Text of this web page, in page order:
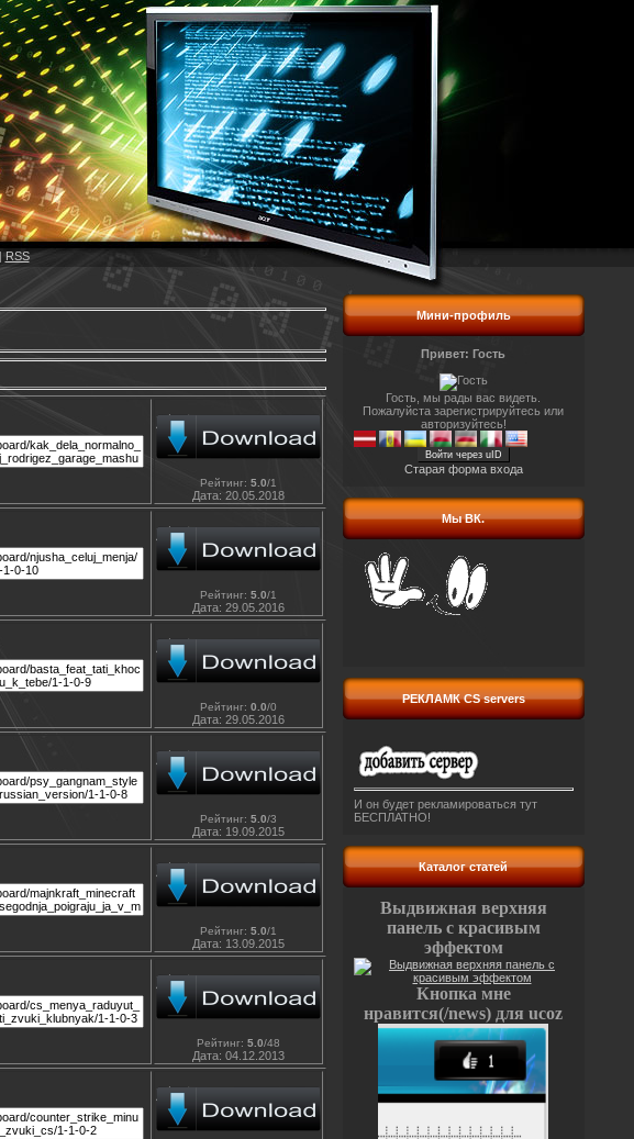
RSS
Рейтинг: 5.0/1
Дата: 20.05.2018
Рейтинг: 5.0/1
Дата: 29.05.2016
Рейтинг: 0.0/0
Дата: 29.05.2016
Рейтинг: 5.0/3
Дата: 19.09.2015
Рейтинг: 5.0/1
Дата: 13.09.2015
Рейтинг: 5.0/48
Дата: 04.12.2013
Мини-профиль
Привет: Гость
Гость, мы рады вас видеть.
Пожалуйста зарегистрируйтесь или
авторизуйтесь!
Войти через uID
Старая форма входа
Мы ВК.
РЕКЛАМК CS servers
И он будет рекламироваться тут
БЕСПЛАТНО!
Каталог статей
Выдвижная верхняя
панель с красивым
эффектом
Кнопка мне
нравится(/news) для ucoz